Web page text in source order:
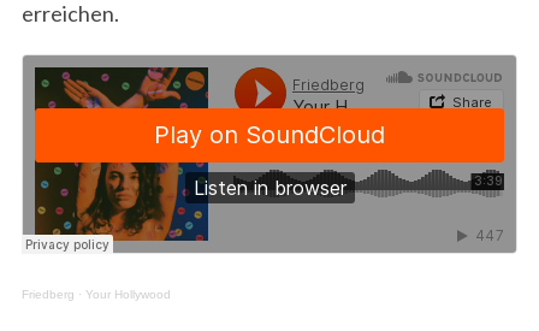
erreichen.
Friedberg · Your Hollywood